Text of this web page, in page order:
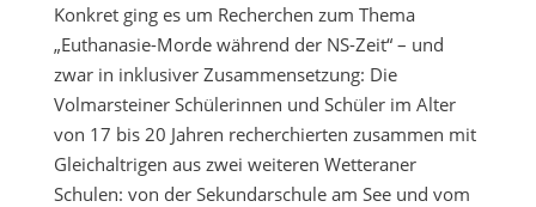
Konkret ging es um Recherchen zum Thema
„Euthanasie-Morde während der NS-Zeit“ – und
zwar in inklusiver Zusammensetzung: Die
Volmarsteiner Schülerinnen und Schüler im Alter
von 17 bis 20 Jahren recherchierten zusammen mit
Gleichaltrigen aus zwei weiteren Wetteraner
Schulen: von der Sekundarschule am See und vom